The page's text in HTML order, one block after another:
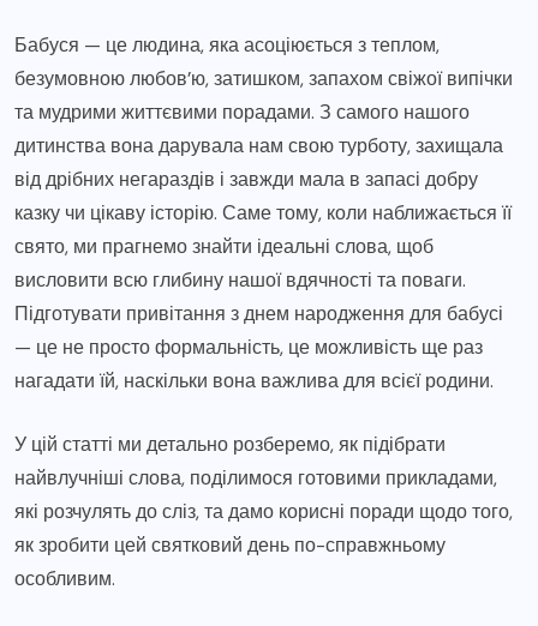
Бабуся — це людина, яка асоціюється з теплом,
безумовною любов’ю, затишком, запахом свіжої випічки
та мудрими життєвими порадами. З самого нашого
дитинства вона дарувала нам свою турботу, захищала
від дрібних негараздів і завжди мала в запасі добру
казку чи цікаву історію. Саме тому, коли наближається її
свято, ми прагнемо знайти ідеальні слова, щоб
висловити всю глибину нашої вдячності та поваги.
Підготувати привітання з днем народження для бабусі
— це не просто формальність, це можливість ще раз
нагадати їй, наскільки вона важлива для всієї родини.
У цій статті ми детально розберемо, як підібрати
найвлучніші слова, поділимося готовими прикладами,
які розчулять до сліз, та дамо корисні поради щодо того,
як зробити цей святковий день по-справжньому
особливим.